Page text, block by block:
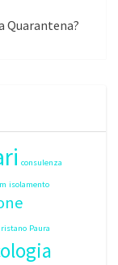
Quarantena?
consulenza
isolamento
Paura